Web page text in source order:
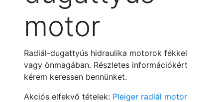
motor
Radiál-dugattyús hidraulika motorok fékkel
vagy önmagában. Részletes információkért
kérem keressen bennünket.
Akciós elfekvő tételek: Pleiger radiál motor